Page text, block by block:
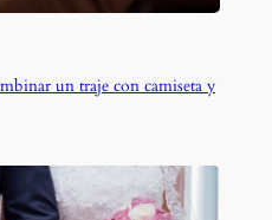
un traje con camiseta y